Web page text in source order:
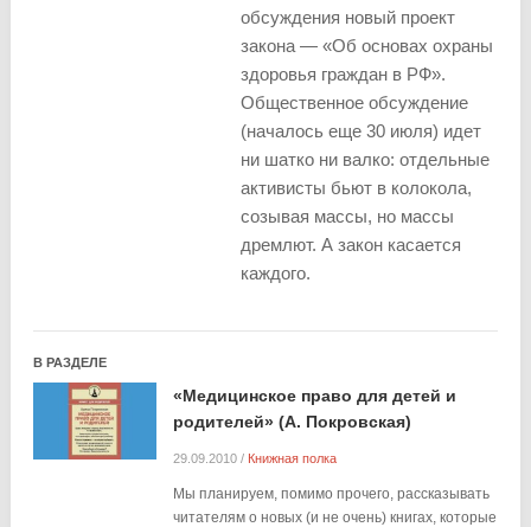
обсуждения новый проект
закона — «Об основах охраны
здоровья граждан в РФ».
Общественное обсуждение
(началось еще 30 июля) идет
ни шатко ни валко: отдельные
активисты бьют в колокола,
созывая массы, но массы
дремлют. А закон касается
каждого.
В РАЗДЕЛЕ
«Медицинское право для детей и
родителей» (А. Покровская)
29.09.2010/ Книжная полка
Мы планируем, помимо прочего, рассказывать
читателям о новых (и не очень) книгах, которые